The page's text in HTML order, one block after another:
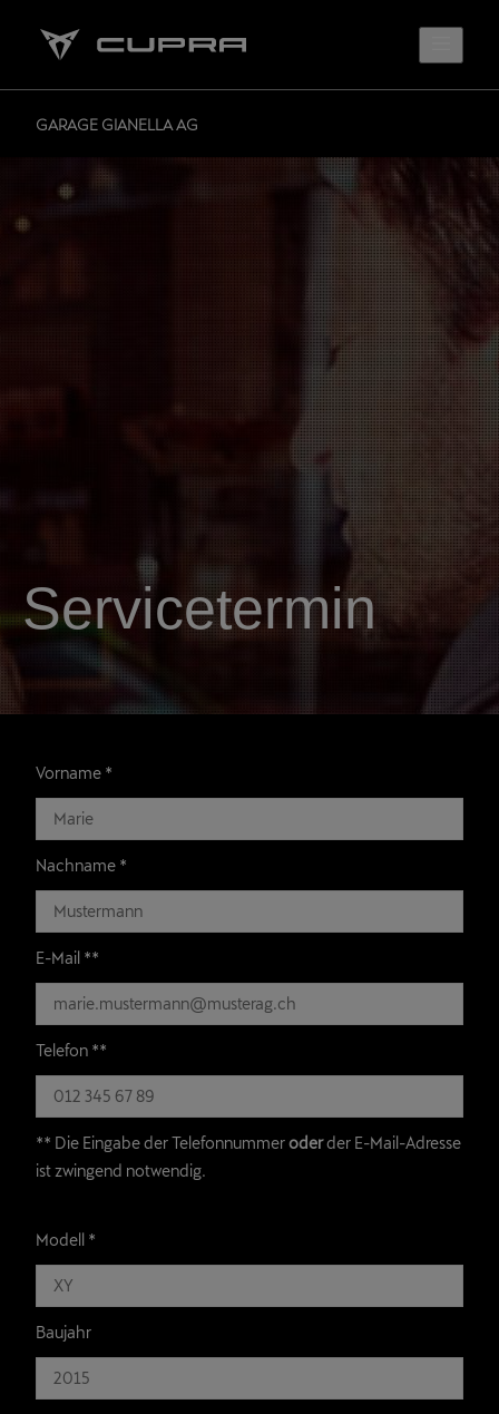
GARAGE GIANELLA AG
Servicetermin
Vorname *
Nachname *
E-Mail **
Telefon **
** Die Eingabe der Telefonnummeroderder E-Mail-Adresse
ist zwingend notwendig.
Modell *
Baujahr